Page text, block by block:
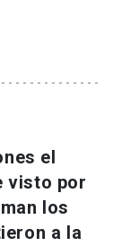
el
visto por
los
a la